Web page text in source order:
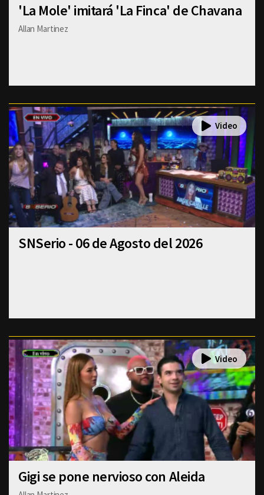
'La Mole' imitará 'La Finca' de Chavana
Allan Martinez
SNSerio - 06 de Agosto del 2026
Gigi se pone nervioso con Aleida